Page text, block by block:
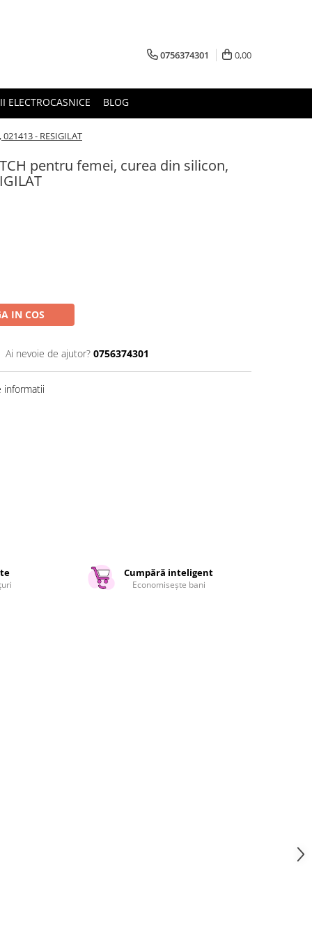
0756374301 0,00
ELECTROCASNICE BLOG
- RESIGILAT
pentru femei, curea din silicon,
IN COS
Ai nevoie de ajutor? 0756374301
informatii
Cumpără inteligent
Economisește bani